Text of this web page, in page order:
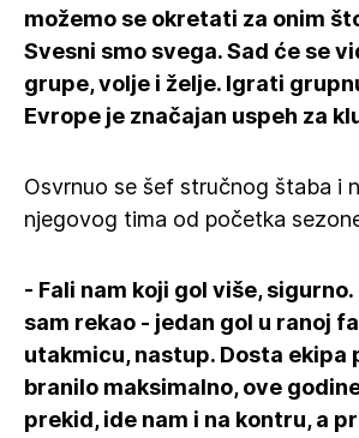
možemo se okretati za onim
Svesni smo svega. Sad će se
grupe, volje i želje. Igrati
Evrope je značajan uspeh za
Osvrnuo se šef stručnog štaba i
njegovog tima od početka
- Fali nam koji gol više,
sam rekao - jedan gol u ranoj
utakmicu, nastup. Dosta ekipa
branilo maksimalno, ove
prekid, ide nam i na kontru, a